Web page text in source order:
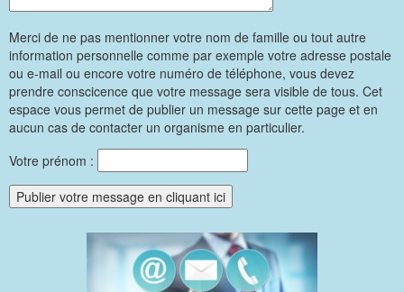
Merci de ne pas mentionner votre nom de famille ou tout autre
information personnelle comme par exemple votre adresse postale
ou e-mail ou encore votre numéro de téléphone, vous devez
prendre conscicence que votre message sera visible de tous. Cet
espace vous permet de publier un message sur cette page et en
aucun cas de contacter un organisme en particulier.
Votre prénom :